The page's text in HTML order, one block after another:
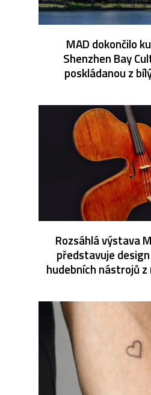
MAD dokončilo
Shenzhen Bay
poskládanou z
Rozsáhlá výstava
představuje
hudebních nástrojů